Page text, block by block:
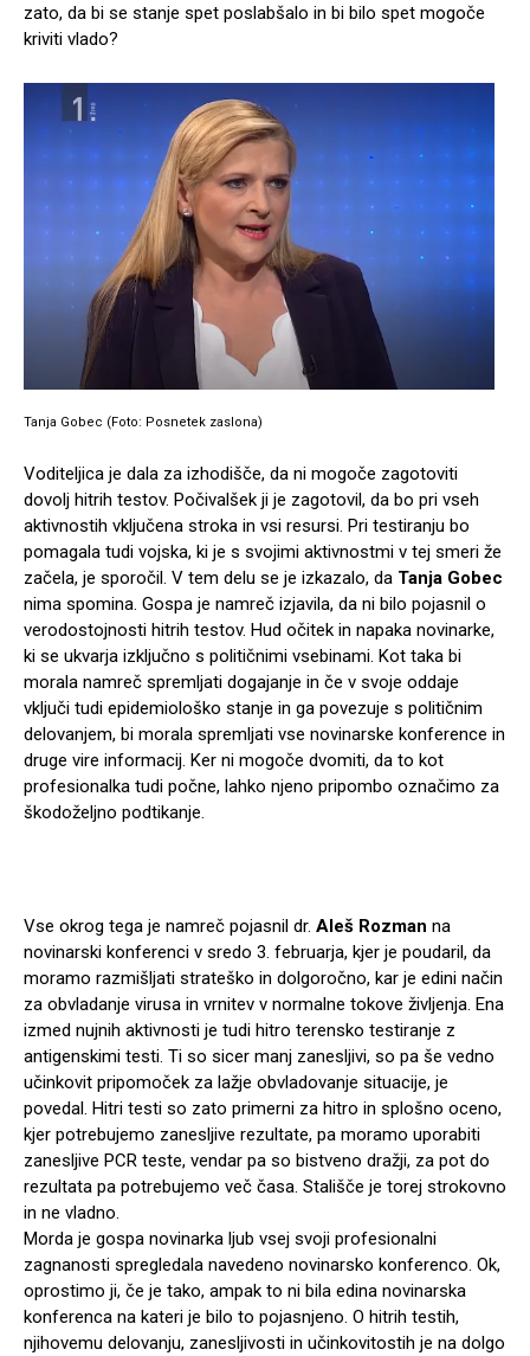
zato, da bi se stanje spet poslabšalo in bi bilo spet mogoče
kriviti vlado?
Tanja Gobec (Foto: Posnetek zaslona)
Voditeljica je dala za izhodišče, da ni mogoče zagotoviti
dovolj hitrih testov. Počivalšek ji je zagotovil, da bo pri vseh
aktivnostih vključena stroka in vsi resursi. Pri testiranju bo
pomagala tudi vojska, ki je s svojimi aktivnostmi v tej smeri že
začela, je sporočil. V tem delu se je izkazalo, da Tanja Gobec
nima spomina. Gospa je namreč izjavila, da ni bilo pojasnil o
verodostojnosti hitrih testov. Hud očitek in napaka novinarke,
ki se ukvarja izključno s političnimi vsebinami. Kot taka bi
morala namreč spremljati dogajanje in če v svoje oddaje
vključi tudi epidemiološko stanje in ga povezuje s političnim
delovanjem, bi morala spremljati vse novinarske konference in
druge vire informacij. Ker ni mogoče dvomiti, da to kot
profesionalka tudi počne, lahko njeno pripombo označimo za
škodoželjno podtikanje.
Vse okrog tega je namreč pojasnil dr. Aleš Rozman na
novinarski konferenci v sredo 3. februarja, kjer je poudaril, da
moramo razmišljati strateško in dolgoročno, kar je edini način
za obvladanje virusa in vrnitev v normalne tokove življenja. Ena
izmed nujnih aktivnosti je tudi hitro terensko testiranje z
antigenskimi testi. Ti so sicer manj zanesljivi, so pa še vedno
učinkovit pripomoček za lažje obvladovanje situacije, je
povedal. Hitri testi so zato primerni za hitro in splošno oceno,
kjer potrebujemo zanesljive rezultate, pa moramo uporabiti
zanesljive PCR teste, vendar pa so bistveno dražji, za pot do
rezultata pa potrebujemo več časa. Stališče je torej strokovno
in ne vladno.
Morda je gospa novinarka ljub vsej svoji profesionalni
zagnanosti spregledala navedeno novinarsko konferenco. Ok,
oprostimo ji, če je tako, ampak to ni bila edina novinarska
konferenca na kateri je bilo to pojasnjeno. O hitrih testih,
njihovemu delovanju, zanesljivosti in učinkovitostih je na dolgo